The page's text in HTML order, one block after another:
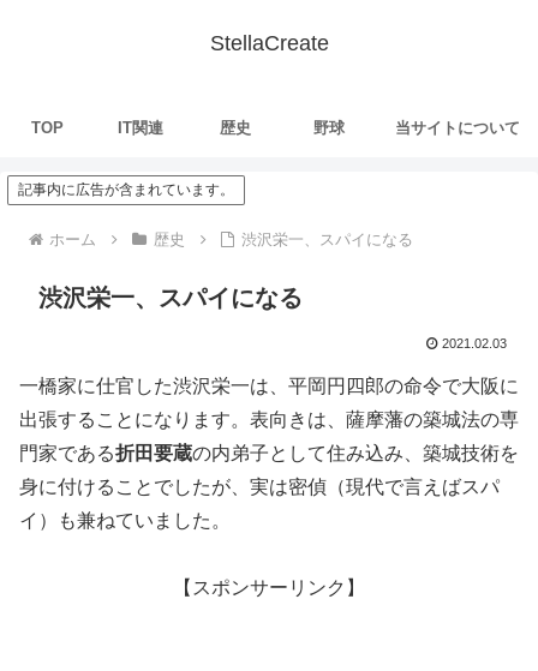
StellaCreate
TOP IT関連 歴史 野球 当サイトについて
記事内に広告が含まれています。
ホーム 歴史 渋沢栄一、スパイになる
渋沢栄一、スパイになる
2021.02.03
一橋家に仕官した渋沢栄一は、平岡円四郎の命令で大阪に
出張することになります。表向きは、薩摩藩の築城法の専
門家である折田要蔵の内弟子として住み込み、築城技術を
身に付けることでしたが、実は密偵（現代で言えばスパ
イ）も兼ねていました。
【スポンサーリンク】